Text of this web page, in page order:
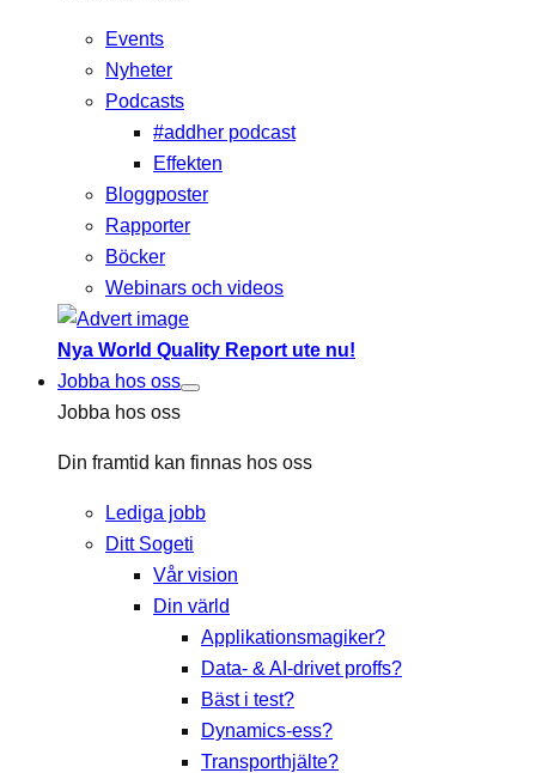
Events
Nyheter
Podcasts
#addher podcast
Effekten
Bloggposter
Rapporter
Böcker
Webinars och videos
Nya World Quality Report ute nu!
Jobba hos oss
Jobba hos oss
Din framtid kan finnas hos oss
Lediga jobb
Ditt Sogeti
Vår vision
Din värld
Applikationsmagiker?
Data- & AI-drivet proffs?
Bäst i test?
Dynamics-ess?
Transporthjälte?